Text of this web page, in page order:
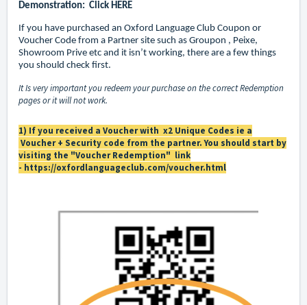
Demonstration: Click HERE
If you have purchased an Oxford Language Club Coupon or
Voucher Code from a Partner site such as Groupon , Peixe,
Showroom Prive etc and it isn’t working, there are a few things
you should check first.
It Is very important you redeem your purchase on the correct Redemption
pages or it will not work.
1) If you received a Voucher with x2 Unique Codes ie a
Voucher + Security code from the partner. You should start by
visiting the "Voucher Redemption" link
- https://oxfordlanguageclub.com/voucher.html